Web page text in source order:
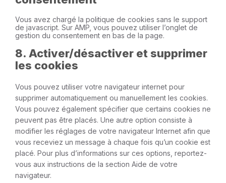
Vous avez chargé la politique de cookies sans le support
de javascript. Sur AMP, vous pouvez utiliser l’onglet de
gestion du consentement en bas de la page.
8. Activer/désactiver et supprimer
les cookies
Vous pouvez utiliser votre navigateur internet pour
supprimer automatiquement ou manuellement les cookies.
Vous pouvez également spécifier que certains cookies ne
peuvent pas être placés. Une autre option consiste à
modifier les réglages de votre navigateur Internet afin que
vous receviez un message à chaque fois qu’un cookie est
placé. Pour plus d’informations sur ces options, reportez-
vous aux instructions de la section Aide de votre
navigateur.